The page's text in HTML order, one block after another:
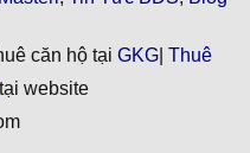
căn hộ tại GKG Thuê
tại website